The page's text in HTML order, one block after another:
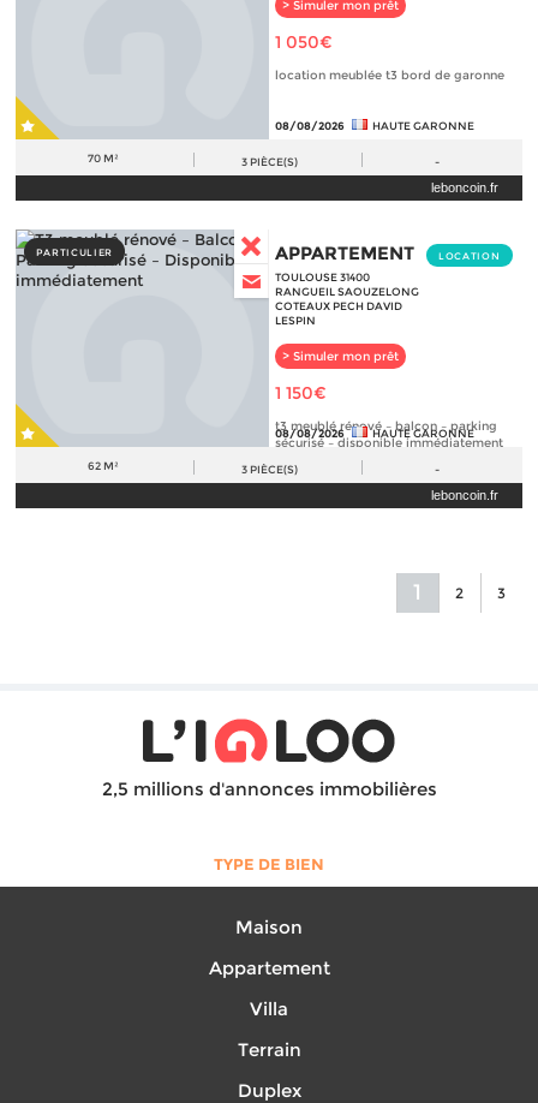
> Simuler mon prêt
1 050€
location meublée t3 bord de garonne
08/08/2026 HAUTE GARONNE
70 M² 3 PIÈCE(S) -
leboncoin.fr
PARTICULIER APPARTEMENT
TOULOUSE 31400
RANGUEIL SAOUZELONG
COTEAUX PECH DAVID
LESPIN
> Simuler mon prêt
LOCATION
1 150€
t3 meublé rénové – balcon – parking
sécurisé – disponible immédiatement
08/08/2026 HAUTE GARONNE
62 M² 3 PIÈCE(S) -
leboncoin.fr
1 2 3
2,5 millions d'annonces immobilières
TYPE DE BIEN
Maison
Appartement
Villa
Terrain
Duplex